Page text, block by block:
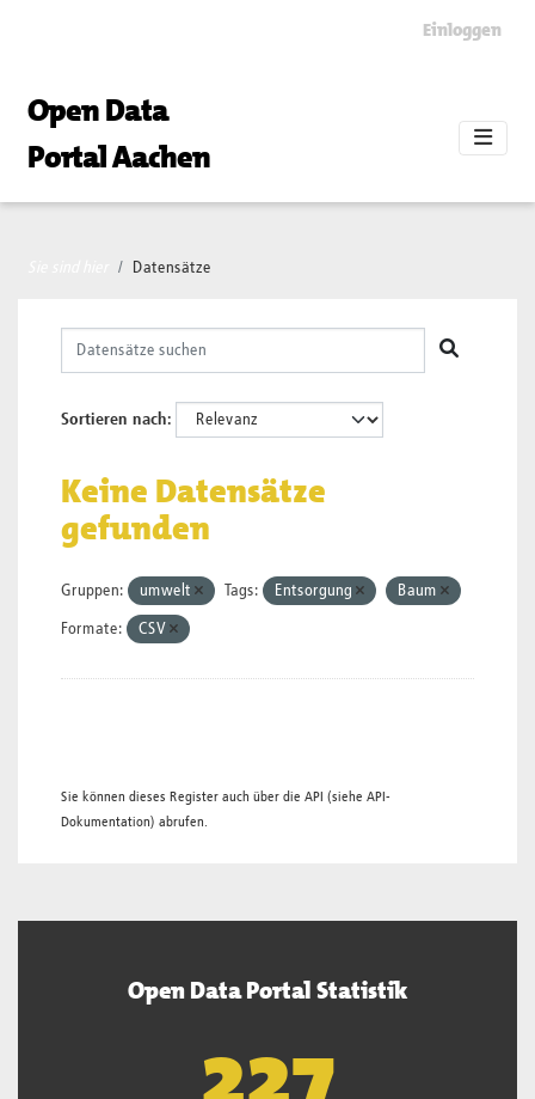
Einloggen
Open Data
Portal Aachen
Datensätze
Sortieren nach
Keine Datensätze
gefunden
Gruppen: umwelt Tags: Entsorgung Baum
Formate: CSV
Sie können dieses Register auch über die API (siehe API-
Dokumentation) abrufen.
Open Data Portal Statistik